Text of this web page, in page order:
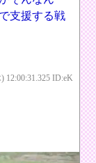
支援する戦
12:00:31.325 ID:eK